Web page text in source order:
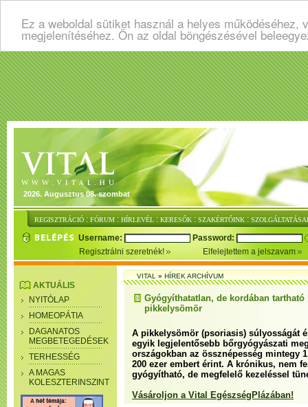
Ez a weboldal sütiket használ a helyes
megjelenítéséhez. Ön az oldal böngészésével
2026. Augusztus 08. szombat
REGISZTRÁCIÓ : FÓRUM : HÍRLEVÉL : KERESŐK : SZAKÉRTŐINK :
Username:
Password:
Regisztrálni szeretnék!
Elfelejtettem a jelszavam
AKTUÁLIS
NYITÓLAP
HOMEOPÁTIA
DAGANATOS
MEGBETEGEDÉSEK
TERHESSÉG
A MAGAS
KOLESZTERINSZINT
VITAL»HÍREK ARCHÍVUM
Gyógyíthatatlan, de kordában tartható
pikkelysömör
A pikkelysömör (psoriasis) súlyosságát
egyik legjelentősebb bőrgyógyászati
országokban az össznépesség mintegy
200 ezer embert érint. A krónikus, nem
gyógyítható, de megfelelő kezeléssel
Vásároljon a Vital EgészségPlázában!